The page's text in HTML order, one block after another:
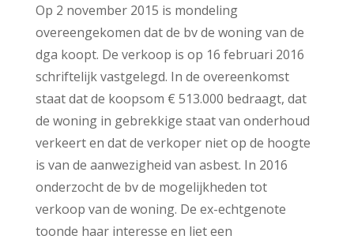
Op 2 november 2015 is mondeling
overeengekomen dat de bv de woning van de
dga koopt. De verkoop is op 16 februari 2016
schriftelijk vastgelegd. In de overeenkomst
staat dat de koopsom € 513.000 bedraagt, dat
de woning in gebrekkige staat van onderhoud
verkeert en dat de verkoper niet op de hoogte
is van de aanwezigheid van asbest. In 2016
onderzocht de bv de mogelijkheden tot
verkoop van de woning. De ex-echtgenote
toonde haar interesse en liet een